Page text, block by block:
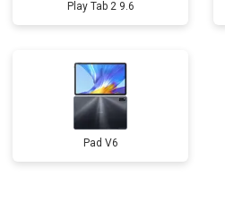
Play Tab 2 9.6
Pad V6